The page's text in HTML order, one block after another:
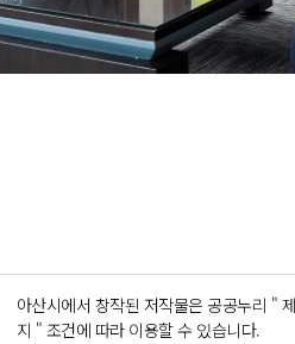
아산시에서 창작된 저작물은 공공누리 "
지 " 조건에 따라 이용할 수 있습니다.